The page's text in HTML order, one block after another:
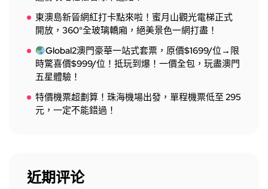
東澳島新晉網紅打卡點來啦！蜜月山觀光電梯正式
開放，360°全玻璃轎廂，絕美景色一網打盡！
Global2澳門豪華一站式套票，原價$1699/位→限
時驚喜價$999/位！抵玩到爆！一價全包，玩盡澳門
五星體驗！
特價機票超劃算！珠海機場出發，單程機票低至 295
元，一定不能錯過！
近期评论